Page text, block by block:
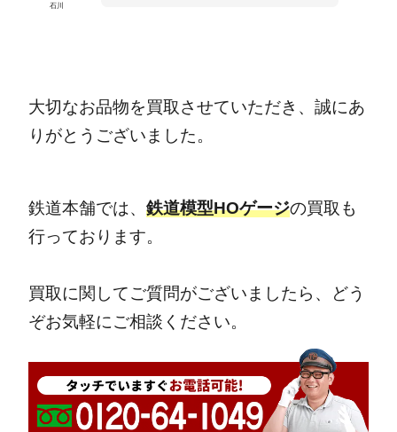
石川
大切なお品物を買取させていただき、誠にあ
りがとうございました。
鉄道本舗では、 鉄道模型HOゲージの買取も
行っております。
買取に関してご質問がございましたら、どう
ぞお気軽にご相談ください。